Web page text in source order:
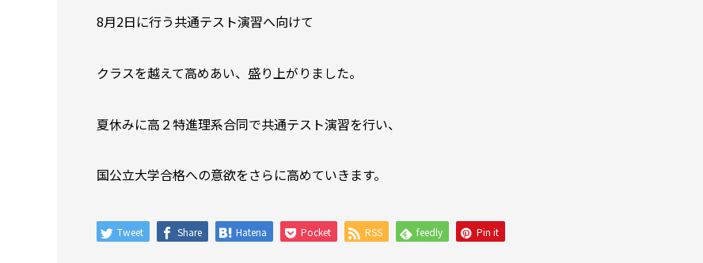
8月2日に行う共通テスト演習へ向けて
クラスを越えて高めあい、盛り上がりました。
夏休みに高２特進理系合同で共通テスト演習を行い、
国公立大学合格への意欲をさらに高めていきます。
Tweet Share Hatena Pocket RSS feedly Pin it